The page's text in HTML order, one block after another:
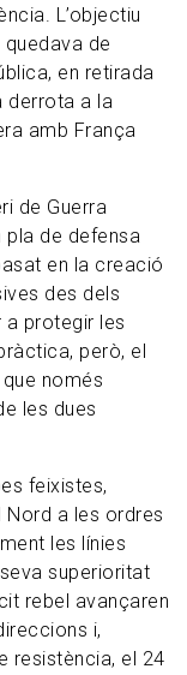
L’objectiu
de
en retirada
derrota a la
amb França
de Guerra
pla de defensa
en la creació
des dels
a protegir les
però, el
només
les dues
feixistes,
Nord a les ordres
les línies
superioritat
rebel avançaren
i,
resistència, el 24